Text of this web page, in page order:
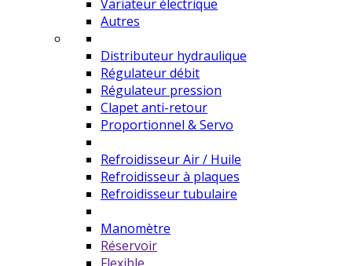
Variateur électrique
Autres
Distributeur hydraulique
Régulateur débit
Régulateur pression
Clapet anti-retour
Proportionnel & Servo
Refroidisseur Air / Huile
Refroidisseur à plaques
Refroidisseur tubulaire
Manomètre
Réservoir